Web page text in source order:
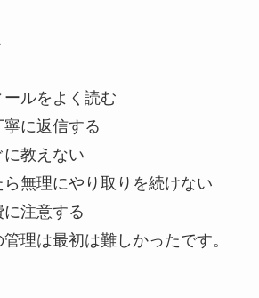
ールをよく読む
寧に返信する
に教えない
ら無理にやり取りを続けない
に注意する
理は最初は難しかったです。